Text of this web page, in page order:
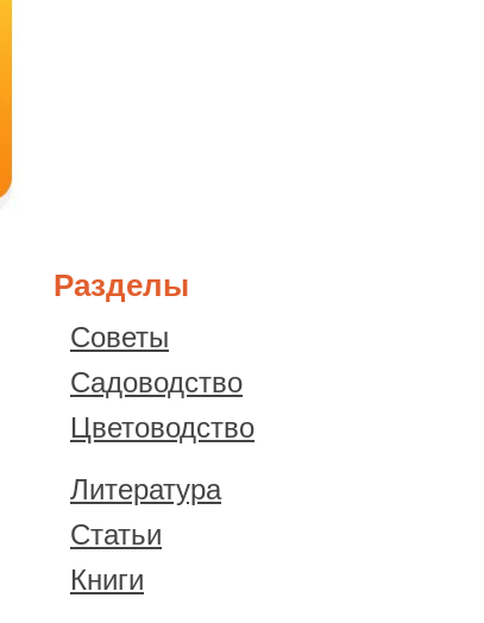
Разделы
Советы
Садоводство
Цветоводство
Литература
Статьи
Книги